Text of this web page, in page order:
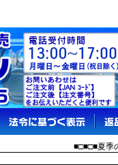
■□■□■夏季